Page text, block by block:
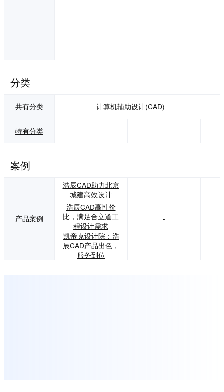
分类
共有分类 计算机辅助设计(CAD)
特有分类
案例
产品案例
浩辰CAD助力北京
城建高效设计
浩辰CAD高性价
比，满足合立道工
程设计需求
凯帝克设计院：浩
辰CAD产品出色，
服务到位
-